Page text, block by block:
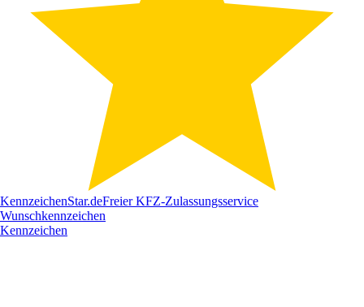
KennzeichenStar.deFreier KFZ-Zulassungsservice
Wunschkennzeichen
Kennzeichen